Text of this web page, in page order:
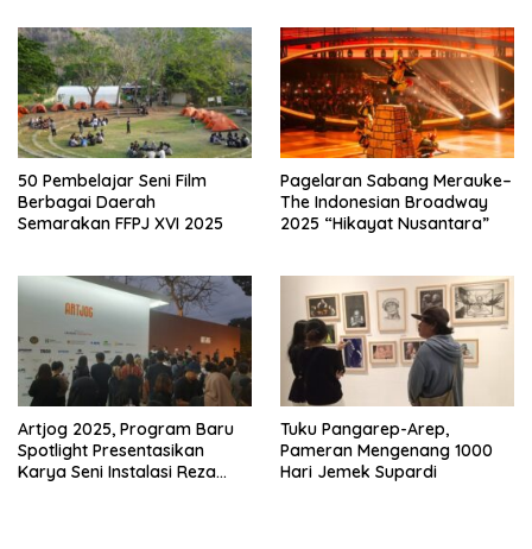
50 Pembelajar Seni Film
Berbagai Daerah
Semarakan FFPJ XVI 2025
Pagelaran Sabang Merauke–
The Indonesian Broadway
2025 “Hikayat Nusantara”
Artjog 2025, Program Baru
Spotlight Presentasikan
Karya Seni Instalasi Reza
Tuku Pangarep-Arep,
Pameran Mengenang 1000
Hari Jemek Supardi